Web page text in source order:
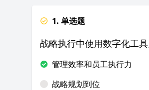
1. 单选题
战略执行中使用数字化工
管理效率和员工执行力
战略规划到位